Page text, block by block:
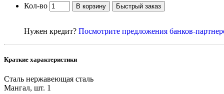
Кол-во В корзину Быстрый заказ
Нужен кредит? Посмотрите предложения банков-
Краткие характеристики
Сталь нержавеющая сталь
Мангал, шт. 1